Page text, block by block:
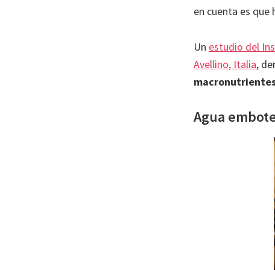
en cuenta es que
Un estudio del
Avellino, Italia,
Agua